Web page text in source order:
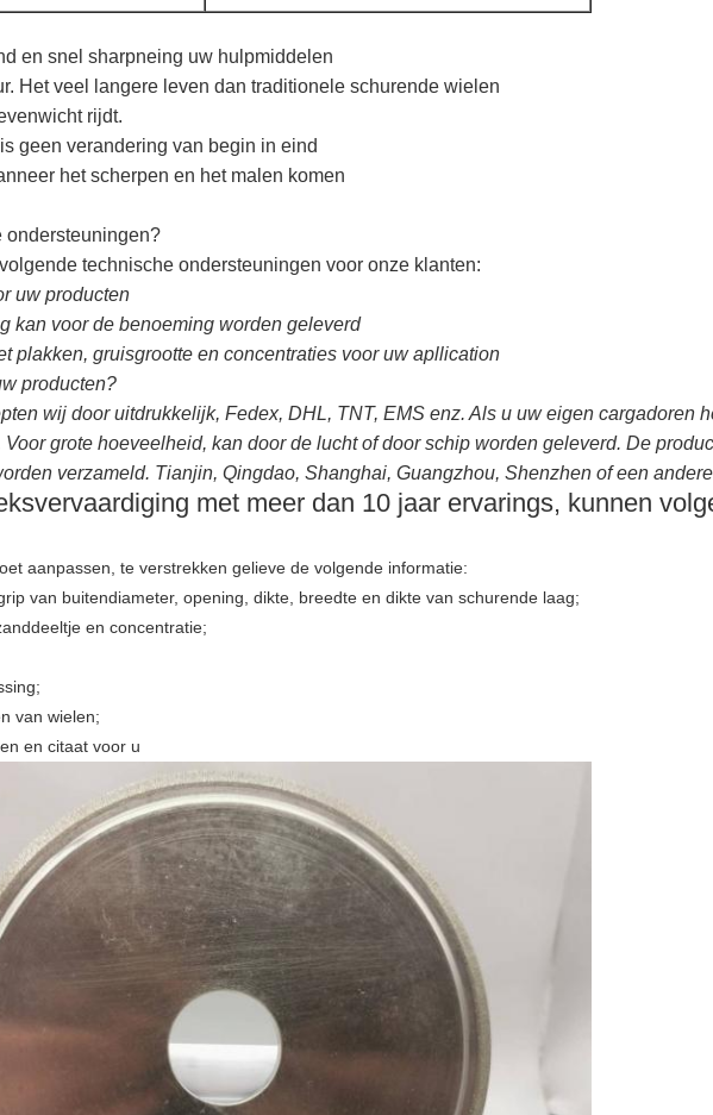
en snel sharpneing uw hulpmiddelen
Het veel langere leven dan traditionele schurende wielen
rijdt.
geen verandering van begin in eind
het scherpen en het malen komen
ondersteuningen?
technische ondersteuningen voor onze klanten:
uw producten
kan voor de benoeming worden geleverd
plakken, gruisgrootte en concentraties voor uw apllication
producten?
wij door uitdrukkelijk, Fedex, DHL, TNT, EMS enz. Als u uw eigen cargadoren
grote hoeveelheid, kan door de lucht of door schip worden geleverd. De
verzameld. Tianjin, Qingdao, Shanghai, Guangzhou, Shenzhen of een
met meer dan 10 jaar ervarings, kunnen
aanpassen, te verstrekken gelieve de volgende informatie:
van buitendiameter, opening, dikte, breedte en dikte van schurende laag;
en concentratie;
van wielen;
en citaat voor u